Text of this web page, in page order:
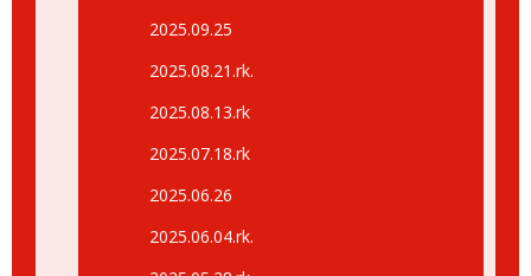
2025.09.25
2025.08.21.rk.
2025.08.13.rk
2025.07.18.rk
2025.06.26
2025.06.04.rk.